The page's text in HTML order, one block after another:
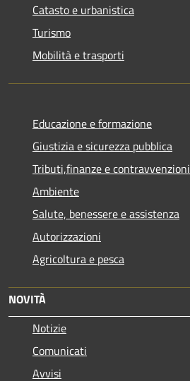
Catasto e urbanistica
Turismo
Mobilità e trasporti
Educazione e formazione
Giustizia e sicurezza pubblica
Tributi,finanze e contravvenzioni
Ambiente
Salute, benessere e assistenza
Autorizzazioni
Agricoltura e pesca
NOVITÀ
Notizie
Comunicati
Avvisi